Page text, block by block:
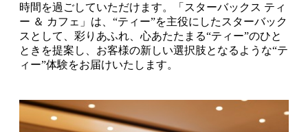
時間を過ごしていただけます。「スターバックス ティ
ー ＆ カフェ」は、“ティー”を主役にしたスターバック
スとして、彩りあふれ、心あたたまる“ティー”のひと
ときを提案し、お客様の新しい選択肢となるような“テ
ィー”体験をお届けいたします。